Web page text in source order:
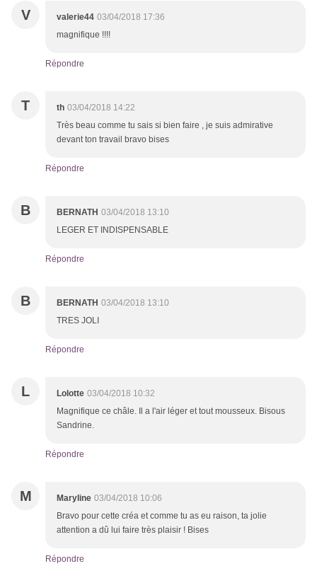
V valerie44 03/04/2018 17:36
magnifique !!!!
Répondre
T th 03/04/2018 14:22
Très beau comme tu sais si bien faire , je suis admirative
devant ton travail bravo bises
Répondre
B BERNATH 03/04/2018 13:10
LEGER ET INDISPENSABLE
Répondre
B BERNATH 03/04/2018 13:10
TRES JOLI
Répondre
L Lolotte 03/04/2018 10:32
Magnifique ce châle. Il a l'air léger et tout mousseux. Bisous
Sandrine.
Répondre
M Maryline 03/04/2018 10:06
Bravo pour cette créa et comme tu as eu raison, ta jolie
attention a dû lui faire très plaisir ! Bises
Répondre